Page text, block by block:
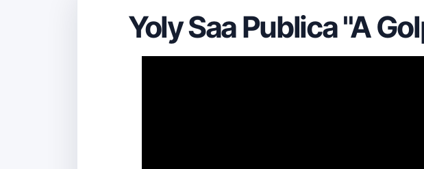
Yoly Saa Publica "A